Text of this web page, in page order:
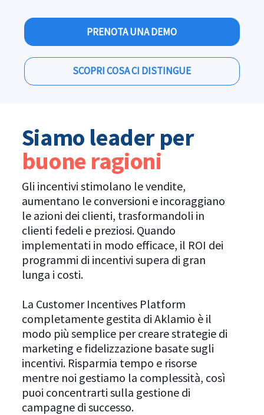
PRENOTA UNA DEMO
SCOPRI COSA CI DISTINGUE
Siamo leader per
buone ragioni
Gli incentivi stimolano le vendite,
aumentano le conversioni e incoraggiano
le azioni dei clienti, trasformandoli in
clienti fedeli e preziosi. Quando
implementati in modo efficace, il ROI dei
programmi di incentivi supera di gran
lunga i costi.
La Customer Incentives Platform
completamente gestita di Aklamio è il
modo più semplice per creare strategie di
marketing e fidelizzazione basate sugli
incentivi. Risparmia tempo e risorse
mentre noi gestiamo la complessità, così
puoi concentrarti sulla gestione di
campagne di successo.